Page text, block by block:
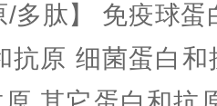
/多肽】 免疫球
抗原 细菌蛋白